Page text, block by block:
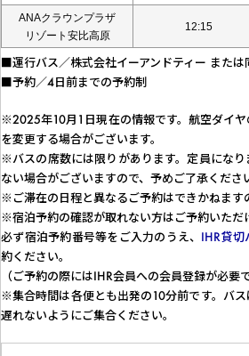
ANAクラウンプラザ
リゾート安比高原
12:15
■運行バス／株式会社イーアンドティー または
■予約／4日前までの予約制
※2025年10月1日現在の情報です。航空ダイ
を変更する場合がございます。
※バスの席数には限りがあります。定員にな
ない場合がございますので、予めご了承くださ
※ご滞在の日程と異なるご予約はできかねます
※宿泊予約の確認が取れない方はご予約いただ
必ず宿泊予約番号等をご入力のうえ、 IHR貸切
約ください。
（ご予約の際にはIHR会員への会員登録が必要で
※集合時間は各便とも出発の10分前です。バス
遅れないようにご集合ください。